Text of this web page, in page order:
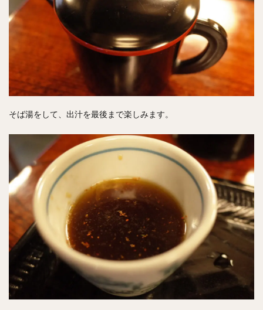
そば湯をして、出汁を最後まで楽しみます。